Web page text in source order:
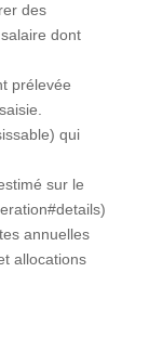
des
dont
prélevée
qui
sur le
annuelles
allocations